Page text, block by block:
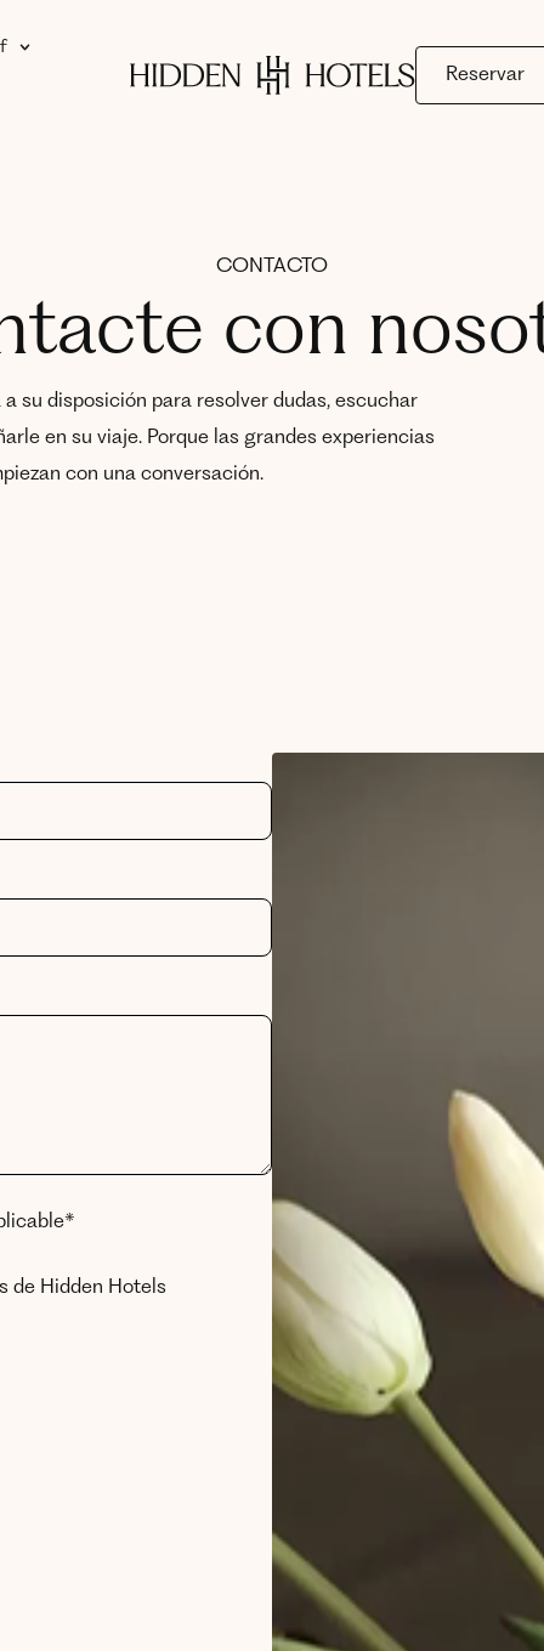
Reservar
CONTACTO
con
su disposición para resolver dudas, escuchar
en su viaje. Porque las grandes experiencias
con una conversación.
de Hidden Hotels